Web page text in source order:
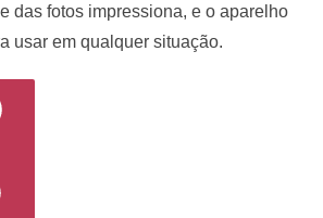
das fotos impressiona, e o aparelho
usar em qualquer situação.